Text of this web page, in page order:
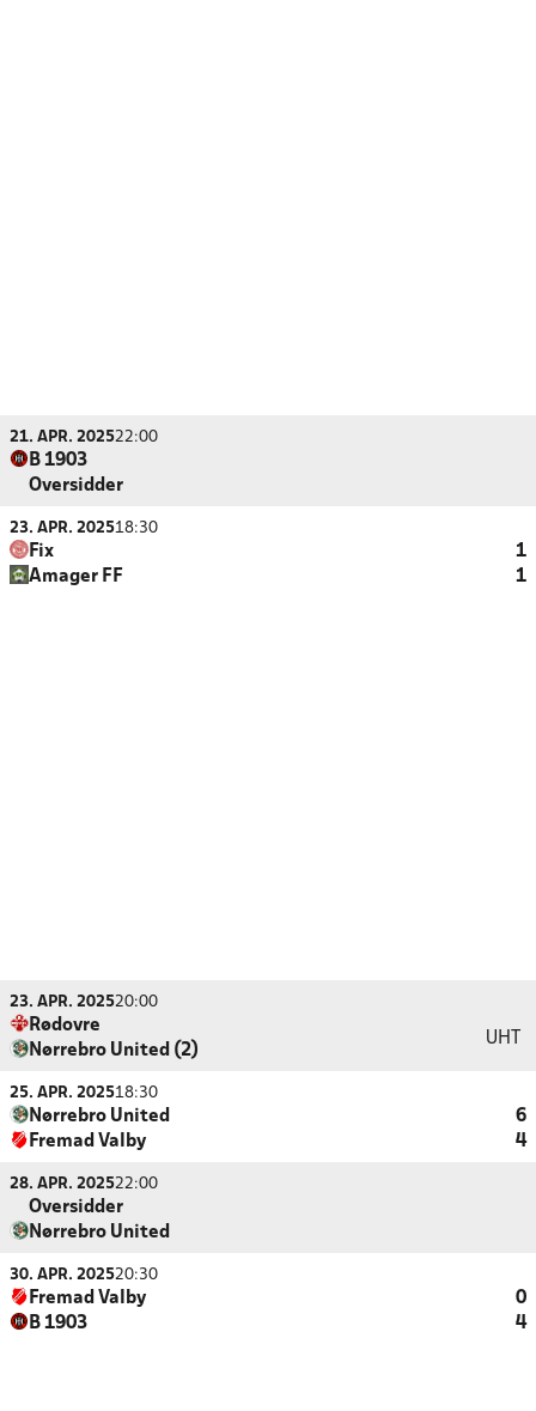
21. APR. 202522:00
B 1903
Oversidder
23. APR. 202518:30
Fix
1
Amager FF
1
23. APR. 202520:00
Rødovre
Nørrebro United (2)
UHT
25. APR. 202518:30
Nørrebro United
6
Fremad Valby
4
28. APR. 202522:00
Oversidder
Nørrebro United
30. APR. 202520:30
Fremad Valby
0
B 1903
4